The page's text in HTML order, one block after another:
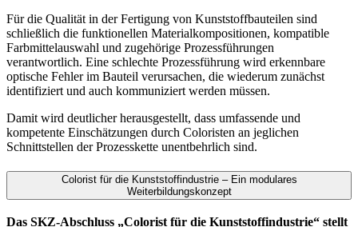
Für die Qualität in der Fertigung von Kunststoffbauteilen sind
schließlich die funktionellen Materialkompositionen, kompatible
Farbmittelauswahl und zugehörige Prozessführungen
verantwortlich. Eine schlechte Prozessführung wird erkennbare
optische Fehler im Bauteil verursachen, die wiederum zunächst
identifiziert und auch kommuniziert werden müssen.
Damit wird deutlicher herausgestellt, dass umfassende und
kompetente Einschätzungen durch Coloristen an jeglichen
Schnittstellen der Prozesskette unentbehrlich sind.
Colorist für die Kunststoffindustrie – Ein modulares
Weiterbildungskonzept
Das SKZ-Abschluss „Colorist für die Kunststoffindustrie“ stellt